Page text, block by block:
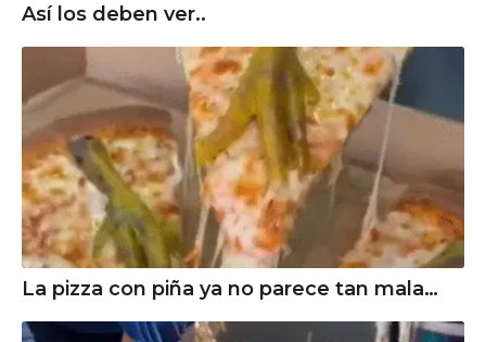
Así los deben ver..
La pizza con piña ya no parece tan mala…